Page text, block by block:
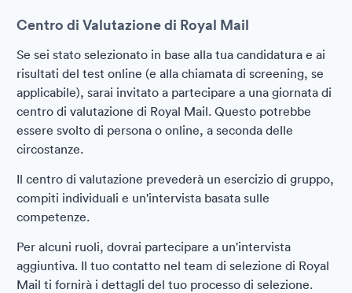
Centro di Valutazione di Royal Mail
Se sei stato selezionato in base alla tua candidatura e ai
risultati del test online (e alla chiamata di screening, se
applicabile), sarai invitato a partecipare a una giornata di
centro di valutazione di Royal Mail. Questo potrebbe
essere svolto di persona o online, a seconda delle
circostanze.
Il centro di valutazione prevederà un esercizio di gruppo,
compiti individuali e un'intervista basata sulle
competenze.
Per alcuni ruoli, dovrai partecipare a un'intervista
aggiuntiva. Il tuo contatto nel team di selezione di Royal
Mail ti fornirà i dettagli del tuo processo di selezione.